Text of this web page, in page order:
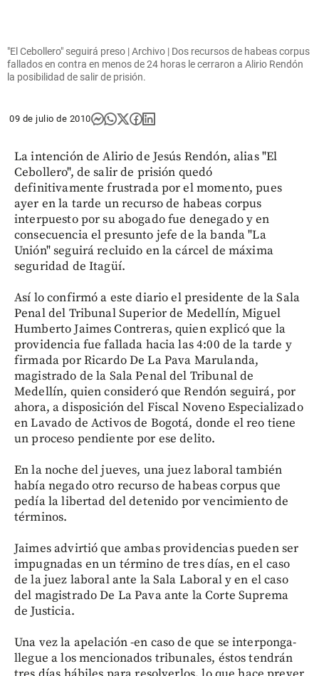
"El Cebollero" seguirá preso | Archivo | Dos recursos de habeas corpus
fallados en contra en menos de 24 horas le cerraron a Alirio Rendón
la posibilidad de salir de prisión.
09 de julio de 2010
La intención de Alirio de Jesús Rendón, alias "El
Cebollero", de salir de prisión quedó
definitivamente frustrada por el momento, pues
ayer en la tarde un recurso de habeas corpus
interpuesto por su abogado fue denegado y en
consecuencia el presunto jefe de la banda "La
Unión" seguirá recluido en la cárcel de máxima
seguridad de Itagüí.
Así lo confirmó a este diario el presidente de la Sala
Penal del Tribunal Superior de Medellín, Miguel
Humberto Jaimes Contreras, quien explicó que la
providencia fue fallada hacia las 4:00 de la tarde y
firmada por Ricardo De La Pava Marulanda,
magistrado de la Sala Penal del Tribunal de
Medellín, quien consideró que Rendón seguirá, por
ahora, a disposición del Fiscal Noveno Especializado
en Lavado de Activos de Bogotá, donde el reo tiene
un proceso pendiente por ese delito.
En la noche del jueves, una juez laboral también
había negado otro recurso de habeas corpus que
pedía la libertad del detenido por vencimiento de
términos.
Jaimes advirtió que ambas providencias pueden ser
impugnadas en un término de tres días, en el caso
de la juez laboral ante la Sala Laboral y en el caso
del magistrado De La Pava ante la Corte Suprema
de Justicia.
Una vez la apelación -en caso de que se interponga-
llegue a los mencionados tribunales, éstos tendrán